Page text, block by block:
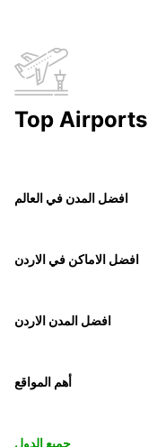
Top Airports
افضل المدن في العالم
افضل الاماكن في الاردن
افضل المدن الاردن
أهم المواقع
جميع الدول